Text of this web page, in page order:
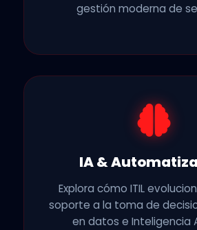
gestión moderna de
IA &
Explora cómo ITIL
soporte a la toma de
en datos e Inteligencia